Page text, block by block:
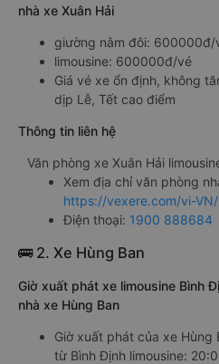
nhà xe Xuân Hải
giường nằm đôi: 600000đ/
limousine: 600000đ/vé
Giá vé xe ổn định, không
dịp Lễ, Tết cao điểm
Thông tin liên hệ
Văn phòng xe Xuân Hải
Xem địa chỉ văn phòng
https://vexere.com/vi-
Điện thoại: 1900 888684
🚌 2. Xe Hùng Ban
Giờ xuất phát xe limousine Bình
nhà xe Hùng Ban
Giờ xuất phát của xe Hùng
từ Bình Định limousine: